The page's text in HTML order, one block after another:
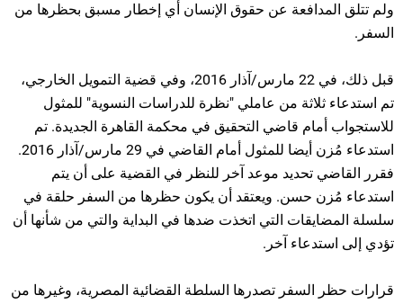
ولم تتلق المدافعة عن حقوق الإنسان أي إخطار مسبق بحظرها من
السفر.
قبل ذلك، في 22 مارس/آذار 2016، وفي قضية التمويل الخارجي،
تم استدعاء ثلاثة من عاملي "نظرة للدراسات النسوية" للمثول
للاستجواب أمام قاضي التحقيق في محكمة القاهرة الجديدة. تم
استدعاء مُزن أيضا للمثول أمام القاضي في 29 مارس/آذار 2016.
فقرر القاضي تحديد موعد آخر للنظر في القضية على أن يتم
استدعاء مُزن حسن. ويعتقد أن يكون حظرها من السفر حلقة في
سلسلة المضايقات التي اتخذت ضدها في البداية والتي من شأنها أن
تؤدي إلى استدعاء آخر.
قرارات حظر السفر تصدرها السلطة القضائية المصرية، وغيرها من